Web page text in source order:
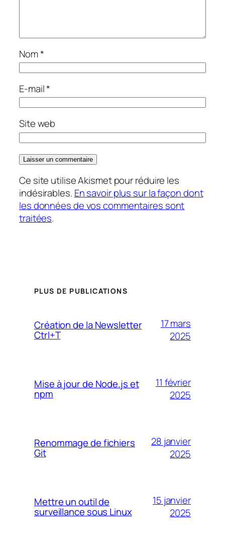
Nom*
E-mail*
Site web
Ce site utilise Akismet pour réduire les
indésirables. En savoir plus sur la façon dont
les données de vos commentaires sont
traitées.
PLUS DE PUBLICATIONS
Création de la Newsletter
Ctrl+T
17 mars
2025
Mise à jour de Node.js et
npm
11 février
2025
Renommage de fichiers
Git
28 janvier
2025
Mettre un outil de
surveillance sous Linux
15 janvier
2025